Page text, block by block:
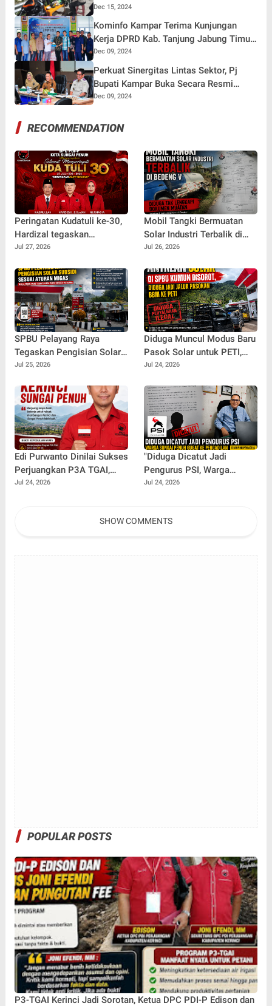
Amankan 8 Motor
Dec 15, 2024
Kominfo Kampar Terima Kunjungan
Kerja DPRD Kab. Tanjung Jabung Timur
Terkait Pelaksanaan Keterbukaan
Informasi Publik.
Dec 09, 2024
Perkuat Sinergitas Lintas Sektor, Pj
Bupati Kampar Buka Secara Resmi
Rapat Integrasi Dan Pembentukan
Dec 09, 2024
RECOMMENDATION
Peringatan Kudatuli ke-30,
Hardizal tegaskan
Semangat Perjuangan
Padam
Jul 27, 2026
Mobil Tangki Bermuatan
Solar Industri Terbalik di
Bedeng V Diduga Tak
Jul 26, 2026
SPBU Pelayang Raya
Tegaskan Pengisian Solar
Subsidi Kendaraan Truck
Pertamina
Jul 25, 2026
Diduga Muncul Modus Baru
Pasok Solar untuk PETI,
Antrean Kendaraan di SPBU
Jul 24, 2026
Edi Purwanto Dinilai Sukses
Perjuangkan P3A TGAI,
Kerinci dan Sungai Penuh
Jul 24, 2026
"Diduga Dicatut Jadi
Pengurus PSI, Warga
Sungai Penuh Gugat ke
Jul 24, 2026
SHOW COMMENTS
POPULAR POSTS
P3-TGAI Kerinci Jadi Sorotan, Ketua DPC PDI-P Edison dan